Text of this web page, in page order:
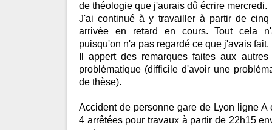
de théologie que j'aurais dû écrire mercredi.
J'ai continué à y travailler à partir de
arrivée en retard en cours. Tout cela
puisqu'on n'a pas regardé ce que j'avais fait.
Il appert des remarques faites aux
problématique (difficile d'avoir une
de thèse).
Accident de personne gare de Lyon ligne A
4 arrêtées pour travaux à partir de 22h15